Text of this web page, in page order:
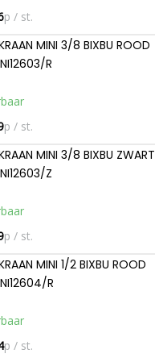
p / st.
MINI 3/8 BIXBU ROOD
R
p / st.
MINI 3/8 BIXBU ZWART
Z
p / st.
MINI 1/2 BIXBU ROOD
R
p / st.